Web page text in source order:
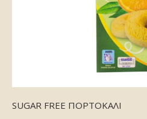
SUGAR FREE ΠΟΡΤΟΚΑΛΙ